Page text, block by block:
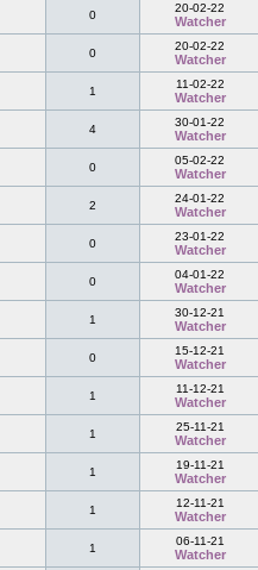
0
20-02-22
Watcher
0
20-02-22
Watcher
1
11-02-22
Watcher
4
30-01-22
Watcher
0
05-02-22
Watcher
2
24-01-22
Watcher
0
23-01-22
Watcher
0
04-01-22
Watcher
1
30-12-21
Watcher
0
15-12-21
Watcher
1
11-12-21
Watcher
1
25-11-21
Watcher
1
19-11-21
Watcher
1
12-11-21
Watcher
1
06-11-21
Watcher